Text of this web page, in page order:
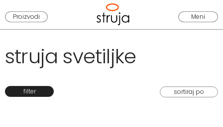
Proizvodi Meni
struja svetiljke
filter